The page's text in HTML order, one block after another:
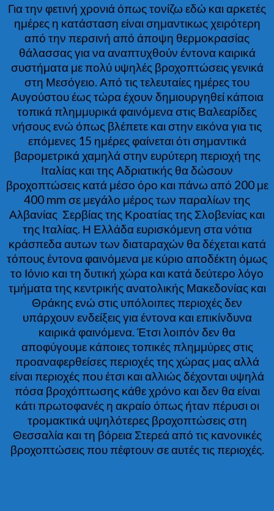
Για την φετινή χρονιά όπως τονίζω εδώ και αρκετές
ημέρες η κατάσταση είναι σημαντικως χειρότερη
από την περσινή από άποψη θερμοκρασίας
θάλασσας για να αναπτυχθούν έντονα καιρικά
συστήματα με πολύ υψηλές βροχοπτώσεις γενικά
στη Μεσόγειο. Από τις τελευταίες ημέρες του
Αυγούστου έως τώρα έχουν δημιουργηθεί κάποια
τοπικά πλημμυρικά φαινόμενα στις Βαλεαρίδες
νήσους ενώ όπως βλέπετε και στην εικόνα για τις
επόμενες 15 ημέρες φαίνεται ότι σημαντικά
βαρομετρικά χαμηλά στην ευρύτερη περιοχή της
Ιταλίας και της Αδριατικής θα δώσουν
βροχοπτώσεις κατά μέσο όρο και πάνω από 200 με
400 mm σε μεγάλο μέρος των παραλίων της
Αλβανίας Σερβίας της Κροατίας της Σλοβενίας και
της Ιταλίας. Η Ελλάδα ευρισκόμενη στα νότια
κράσπεδα αυτων των διαταραχών θα δέχεται κατά
τόπους έντονα φαινόμενα με κύριο αποδέκτη όμως
το Ιόνιο και τη δυτική χώρα και κατά δεύτερο λόγο
τμήματα της κεντρικής ανατολικής Μακεδονίας και
Θράκης ενώ στις υπόλοιπες περιοχές δεν
υπάρχουν ενδείξεις για έντονα και επικίνδυνα
καιρικά φαινόμενα. Έτσι λοιπόν δεν θα
αποφύγουμε κάποιες τοπικές πλημμύρες στις
προαναφερθείσες περιοχές της χώρας μας αλλά
είναι περιοχές που έτσι και αλλιώς δέχονται υψηλά
πόσα βροχόπτωσης κάθε χρόνο και δεν θα είναι
κάτι πρωτοφανές η ακραίο όπως ήταν πέρυσι οι
τρομακτικά υψηλότερες βροχοπτώσεις στη
Θεσσαλία και τη βόρεια Στερεά από τις κανονικές
βροχοπτώσεις που πέφτουν σε αυτές τις περιοχές.